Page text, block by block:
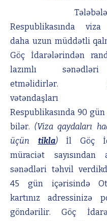
Tələbələrin
Respublikasında
daha uzun müddətli
Göç İdarələrindən
lazımlı
etməlidirlər.
vətəndaşları
Respublikasında 90 gün
bilər. (Viza qaydaları
üçün tikla)İl Göç
müraciət sayısından
sənədləri təhvil
45 gün içərisində
kartınız adressinizə
göndərilir. Göç